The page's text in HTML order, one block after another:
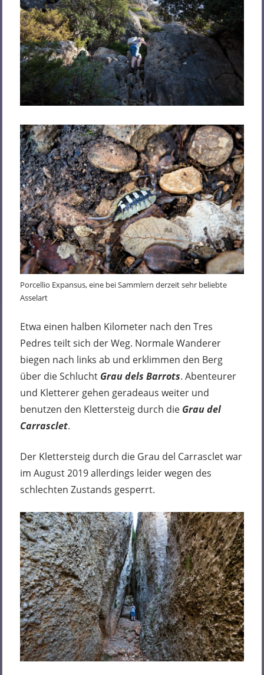
Porcellio Expansus, eine bei Sammlern derzeit sehr beliebte
Asselart
Etwa einen halben Kilometer nach den Tres
Pedres teilt sich der Weg. Normale Wanderer
biegen nach links ab und erklimmen den Berg
über die Schlucht Grau dels Barrots. Abenteurer
und Kletterer gehen geradeaus weiter und
benutzen den Klettersteig durch die Grau del
Carrasclet.
Der Klettersteig durch die Grau del Carrasclet war
im August 2019 allerdings leider wegen des
schlechten Zustands gesperrt.